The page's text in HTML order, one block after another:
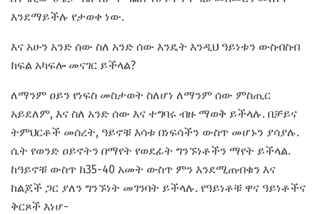
እንደማይችሉ የታወቀ ነው.
እና አሁን አንድ ሰው ስለ አንድ ሰው እንዴት እንዲህ ዓይነቱን ውስብስብ
ክፍል አካፍሎ መናገር ይችላል?
ለማንም ዐይን የነፍስ መስታወት ስለሆነ ለማንም ሰው ምስጢር
አይደለም, እና ስለ አንድ ሰው እና ተግባሩ ብዙ ማወቅ ይችላሉ. በቻይና
ትምህርቶች መሰረት, ዓይኖቹ እሳቱ በነፍሳችን ውስጥ መሆኑን ያሳያሉ.
ሴት የወንድ ዐይኖትን በማየት የወደፊት ግንኙነቶችን ማየት ይችላል.
ከዓይኖቹ ውስጥ ከ35-40 አመት ውስጥ ምን እንደሚጠብቁን እና
ከልጆች ጋር ያለን ግንኙነት መገንባት ይችላሉ. የዓይነቶቹ ዋና ዓይነቶችና
ቅርጾች እነሆ-